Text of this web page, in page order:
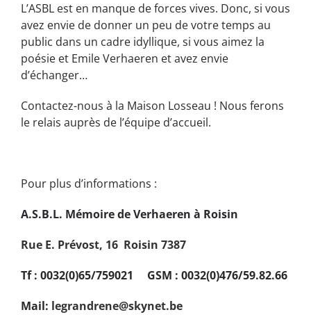
L’ASBL est en manque de forces vives. Donc, si vous
avez envie de donner un peu de votre temps au
public dans un cadre idyllique, si vous aimez la
poésie et Emile Verhaeren et avez envie
d’échanger…
Contactez-nous à la Maison Losseau ! Nous ferons
le relais auprès de l’équipe d’accueil.
Pour plus d’informations :
A.S.B.L. Mémoire de Verhaeren à Roisin
Rue E. Prévost, 16 Roisin 7387
Tf : 0032(0)65/759021 GSM : 0032(0)476/59.82.66
Mail: legrandrene@skynet.be